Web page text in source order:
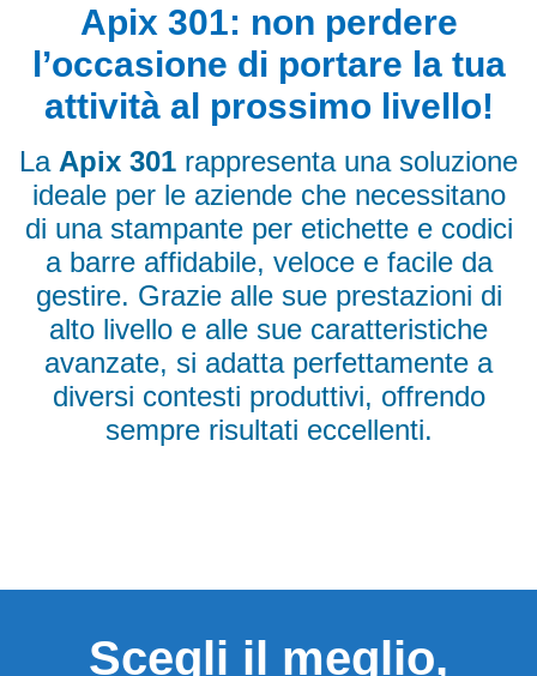
Apix 301: non perdere
l’occasione di portare la tua
attività al prossimo livello!
La Apix 301 rappresenta una soluzione
ideale per le aziende che necessitano
di una stampante per etichette e codici
a barre affidabile, veloce e facile da
gestire. Grazie alle sue prestazioni di
alto livello e alle sue caratteristiche
avanzate, si adatta perfettamente a
diversi contesti produttivi, offrendo
sempre risultati eccellenti.
Scegli il meglio,